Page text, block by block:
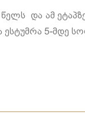
და ამ
5-მდე